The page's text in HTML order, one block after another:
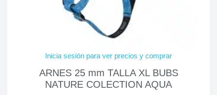
Inicia sesión para ver precios y comprar
ARNES 25 mm TALLA XL BUBS
NATURE COLECTION AQUA